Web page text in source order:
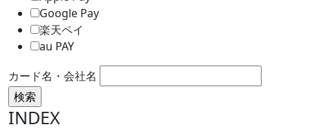
Google Pay
楽天ペイ
au PAY
カード名・会社名
INDEX